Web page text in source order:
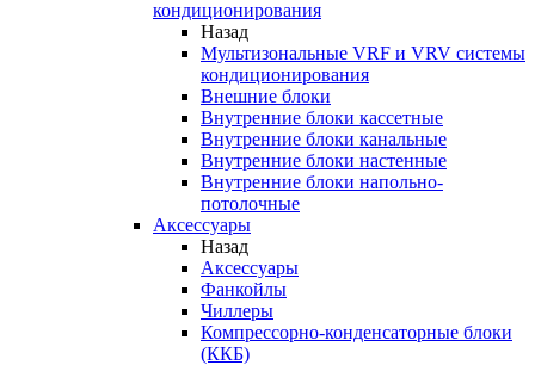
кондиционирования
Назад
Мультизональные VRF и VRV системы
кондиционирования
Внешние блоки
Внутренние блоки кассетные
Внутренние блоки канальные
Внутренние блоки настенные
Внутренние блоки напольно-
потолочные
Аксессуары
Назад
Аксессуары
Фанкойлы
Чиллеры
Компрессорно-конденсаторные блоки
(ККБ)